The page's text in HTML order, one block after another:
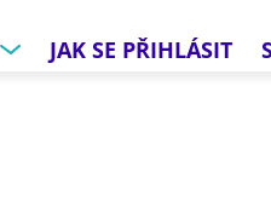
JAK SE PŘIHLÁSIT